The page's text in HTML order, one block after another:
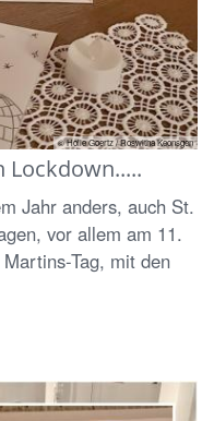
© Holle Goertz / Roswitha Keonsgen
Jahr anders, auch St.
vor allem am 11.
Tag, mit den